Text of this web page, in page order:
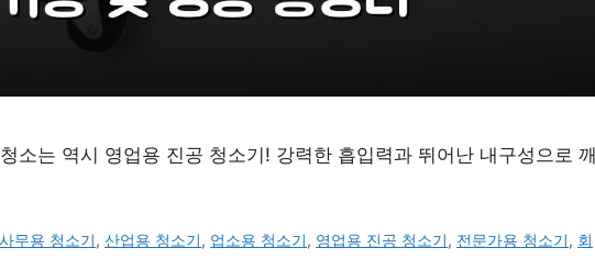
소는 역시 영업용 진공 청소기! 강력한 흡입력과 뛰어난 내구성으로 깨
사무용 청소기,산업용 청소기, 업소용 청소기, 영업용 진공 청소기, 전문가용 청소기, 회